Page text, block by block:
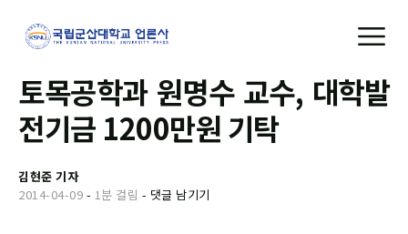
토목공학과 원명수 교수, 대학발
전기금 1200만원 기탁
김현준 기자
2014-04-09 - 1분 걸림 - 댓글 남기기